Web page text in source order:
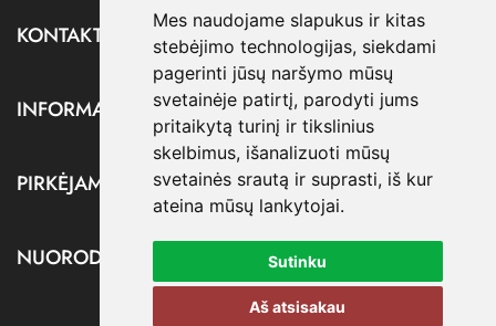
Mes naudojame slapukus ir kitas
stebėjimo technologijas, siekdami
pagerinti jūsų naršymo mūsų
svetainėje patirtį, parodyti jums
pritaikytą turinį ir tikslinius
skelbimus, išanalizuoti mūsų
svetainės srautą ir suprasti, iš kur
ateina mūsų lankytojai.
Sutinku
Aš atsisakau
KONTAKTAI
INFORMACIJA
PIRKĖJAMS
NUORODOS